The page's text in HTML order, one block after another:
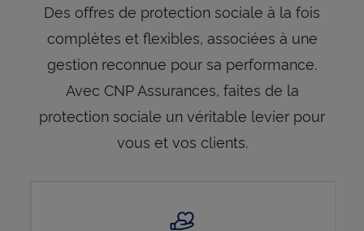
Des offres de protection sociale à la fois
complètes et flexibles, associées à une
gestion reconnue pour sa performance.
Avec CNP Assurances, faites de la
protection sociale un véritable levier pour
vous et vos clients.